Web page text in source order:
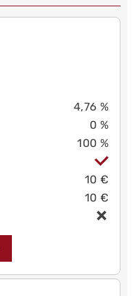
4,76 %
0 %
100 %
10 €
10 €